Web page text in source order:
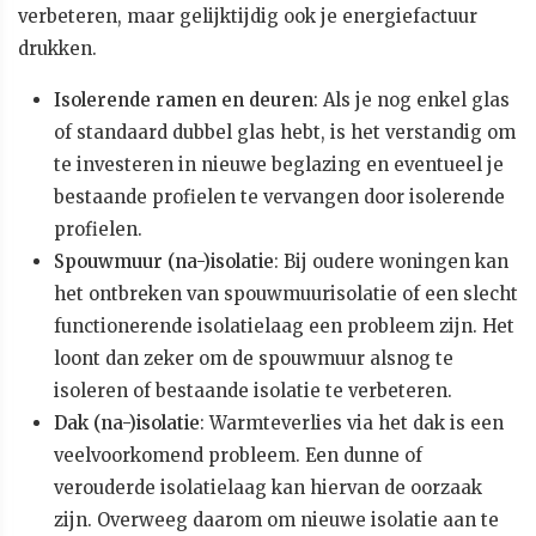
verbeteren, maar gelijktijdig ook je energiefactuur
drukken.
Isolerende ramen en deuren: Als je nog enkel glas
of standaard dubbel glas hebt, is het verstandig om
te investeren in nieuwe beglazing en eventueel je
bestaande profielen te vervangen door isolerende
profielen.
Spouwmuur (na-)isolatie: Bij oudere woningen kan
het ontbreken van spouwmuurisolatie of een slecht
functionerende isolatielaag een probleem zijn. Het
loont dan zeker om de spouwmuur alsnog te
isoleren of bestaande isolatie te verbeteren.
Dak (na-)isolatie: Warmteverlies via het dak is een
veelvoorkomend probleem. Een dunne of
verouderde isolatielaag kan hiervan de oorzaak
zijn. Overweeg daarom om nieuwe isolatie aan te